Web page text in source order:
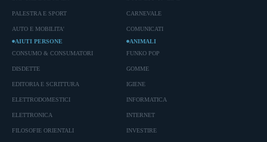
PALESTRA E SPORT
AUTO E MOBILITA'
CARNEVALE
COMUNICATI
AIUTI PERSONE
CONSUMO & CONSUMATORI
DISDETTE
EDITORIA E SCRITTURA
ELETTRODOMESTICI
ELETTRONICA
FILOSOFIE ORIENTALI
ANIMALI
FUNKO POP
GOMME
IGIENE
INFORMATICA
INTERNET
INVESTIRE